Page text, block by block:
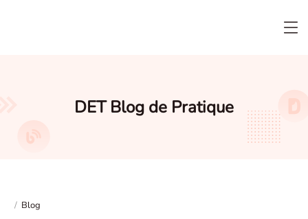
DET Blog de Pratique
/ Blog